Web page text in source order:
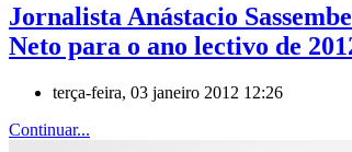
Jornalista Anástacio
Neto para o ano lectivo de
terça-feira, 03 janeiro 2012 12:26
Continuar...